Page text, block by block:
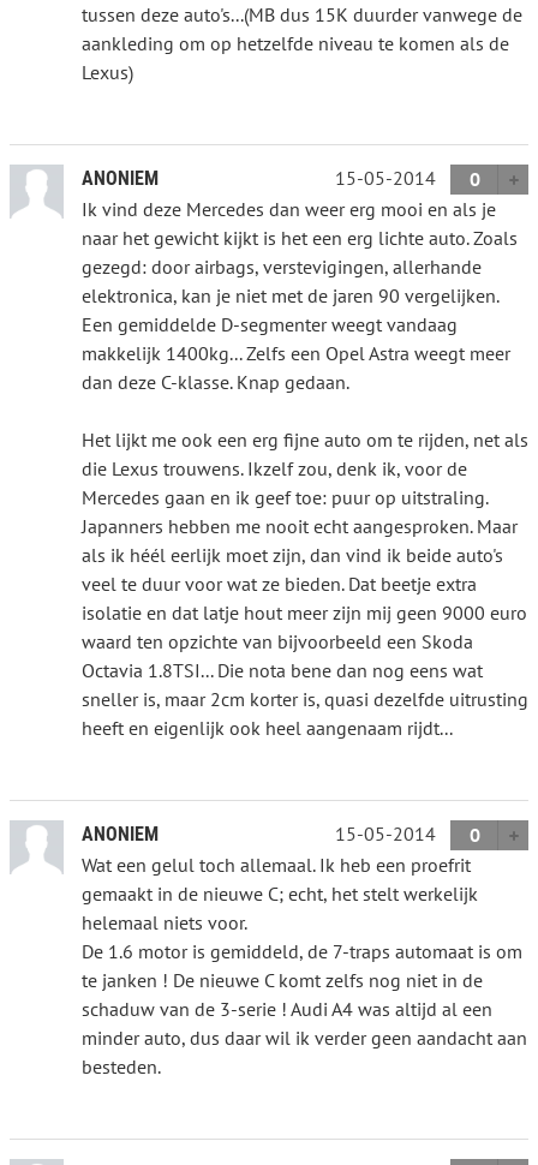
tussen deze auto's...(MB dus 15K duurder vanwege de
aankleding om op hetzelfde niveau te komen als de
Lexus)
ANONIEM 15-05-2014
0
Ik vind deze Mercedes dan weer erg mooi en als je
naar het gewicht kijkt is het een erg lichte auto. Zoals
gezegd: door airbags, verstevigingen, allerhande
elektronica, kan je niet met de jaren 90 vergelijken.
Een gemiddelde D-segmenter weegt vandaag
makkelijk 1400kg... Zelfs een Opel Astra weegt meer
dan deze C-klasse. Knap gedaan.
Het lijkt me ook een erg fijne auto om te rijden, net als
die Lexus trouwens. Ikzelf zou, denk ik, voor de
Mercedes gaan en ik geef toe: puur op uitstraling.
Japanners hebben me nooit echt aangesproken. Maar
als ik héél eerlijk moet zijn, dan vind ik beide auto's
veel te duur voor wat ze bieden. Dat beetje extra
isolatie en dat latje hout meer zijn mij geen 9000 euro
waard ten opzichte van bijvoorbeeld een Skoda
Octavia 1.8TSI... Die nota bene dan nog eens wat
sneller is, maar 2cm korter is, quasi dezelfde uitrusting
heeft en eigenlijk ook heel aangenaam rijdt...
ANONIEM 15-05-2014
0
Wat een gelul toch allemaal. Ik heb een proefrit
gemaakt in de nieuwe C; echt, het stelt werkelijk
helemaal niets voor.
De 1.6 motor is gemiddeld, de 7-traps automaat is om
te janken ! De nieuwe C komt zelfs nog niet in de
schaduw van de 3-serie ! Audi A4 was altijd al een
minder auto, dus daar wil ik verder geen aandacht aan
besteden.